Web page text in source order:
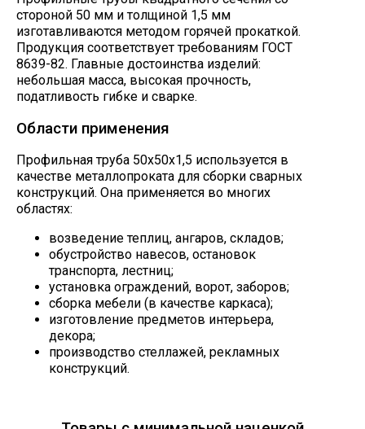
стороной 50 мм и толщиной 1,5 мм
изготавливаются методом горячей прокаткой.
Продукция соответствует требованиям ГОСТ
8639-82. Главные достоинства изделий:
небольшая масса, высокая прочность,
податливость гибке и сварке.
Области применения
Профильная труба 50х50х1,5 используется в
качестве металлопроката для сборки сварных
конструкций. Она применяется во многих
областях:
возведение теплиц, ангаров, складов;
обустройство навесов, остановок
транспорта, лестниц;
установка ограждений, ворот, заборов;
сборка мебели (в качестве каркаса);
изготовление предметов интерьера,
декора;
производство стеллажей, рекламных
конструкций.